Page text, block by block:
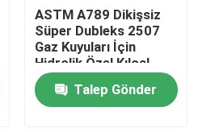
ASTM A789 Dikişsiz
Süper Dubleks 2507
Gaz Kuyuları İçin
Hidrolik Özel Kılcal
Borular
Talep Gönder